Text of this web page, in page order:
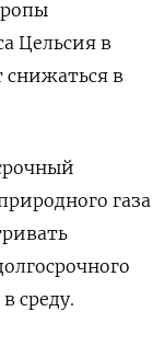
Цельсия в
в
газа
среду.